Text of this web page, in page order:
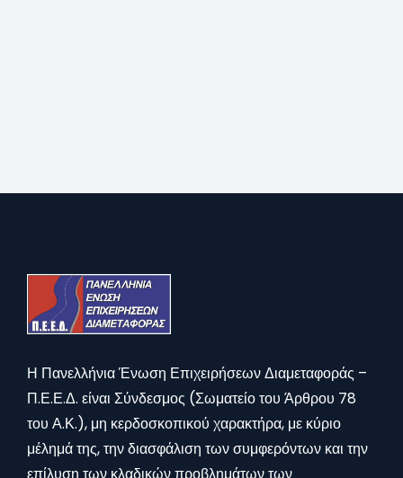
Η Πανελλήνια Ένωση Επιχειρήσεων Διαμεταφοράς –
Π.Ε.Ε.Δ. είναι Σύνδεσμος (Σωματείο του Άρθρου 78
του Α.Κ.), μη κερδοσκοπικού χαρακτήρα, με κύριο
μέλημά της, την διασφάλιση των συμφερόντων και την